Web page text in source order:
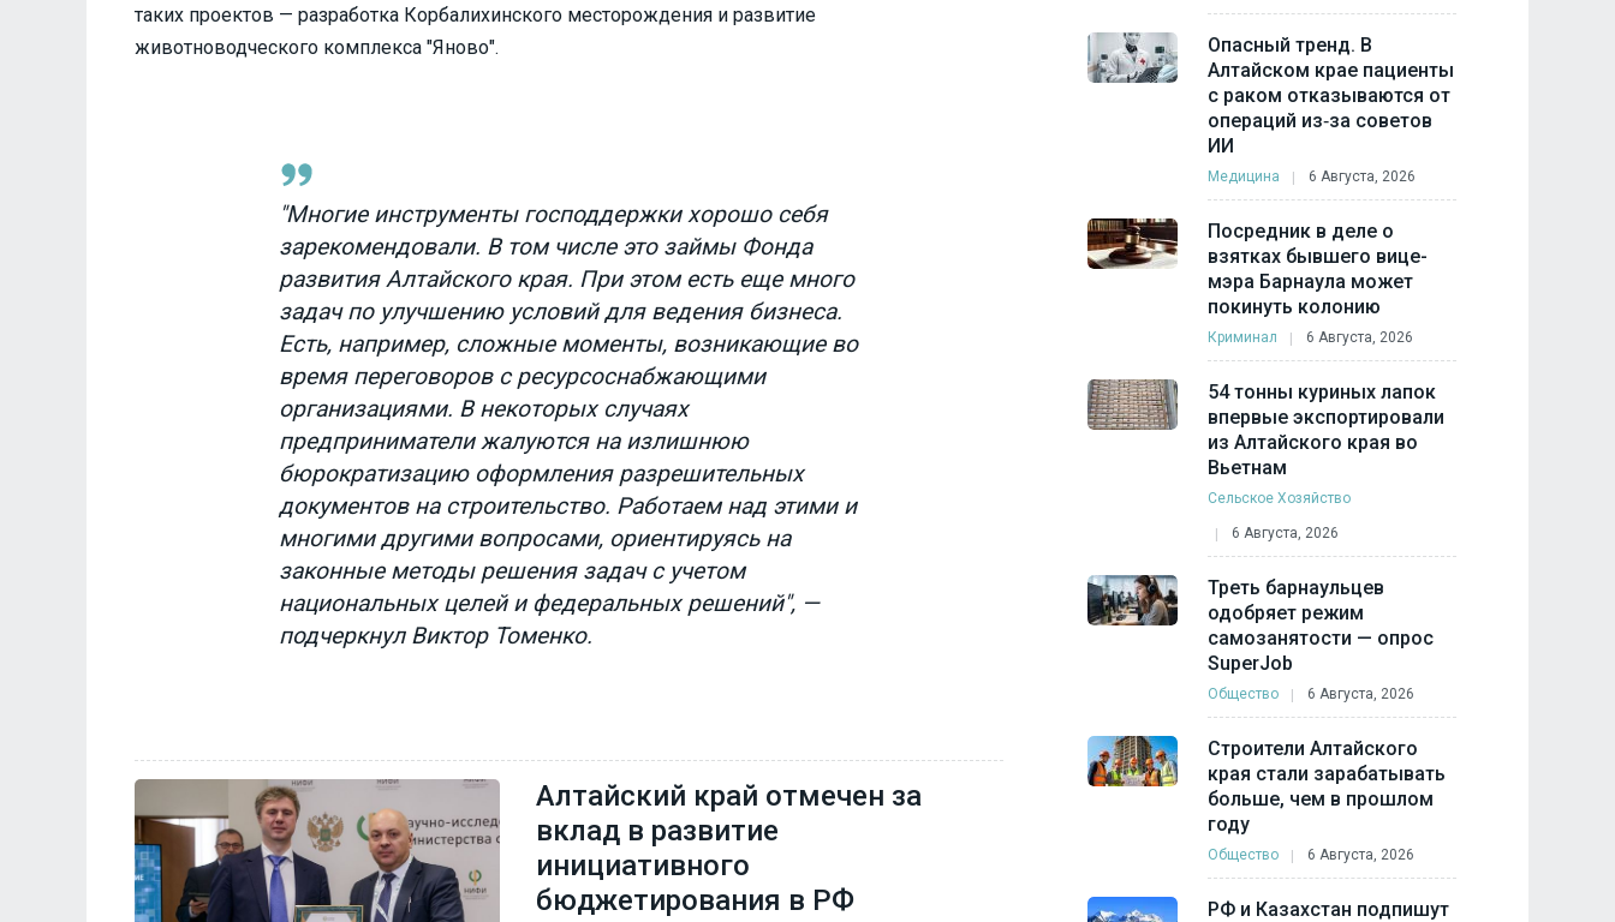
таких проектов — разработка Корбалихинского месторождения и развитие
животноводческого комплекса "Яново".
"Многие инструменты господдержки хорошо себя
зарекомендовали. В том числе это займы Фонда
развития Алтайского края. При этом есть еще много
задач по улучшению условий для ведения бизнеса.
Есть, например, сложные моменты, возникающие во
время переговоров с ресурсоснабжающими
организациями. В некоторых случаях
предприниматели жалуются на излишнюю
бюрократизацию оформления разрешительных
документов на строительство. Работаем над этими и
многими другими вопросами, ориентируясь на
законные методы решения задач с учетом
национальных целей и федеральных решений", —
подчеркнул Виктор Томенко.
Алтайский край отмечен за
вклад в развитие
инициативного
бюджетирования в РФ
Опасный тренд. В
Алтайском крае пациенты
с раком отказываются от
операций из‑за советов
ИИ
Медицина 6 Августа, 2026
Посредник в деле о
взятках бывшего вице-
мэра Барнаула может
покинуть колонию
Криминал 6 Августа, 2026
54 тонны куриных лапок
впервые экспортировали
из Алтайского края во
Вьетнам
Сельское Хозяйство
6 Августа, 2026
Треть барнаульцев
одобряет режим
самозанятости — опрос
SuperJob
Общество 6 Августа, 2026
Строители Алтайского
края стали зарабатывать
больше, чем в прошлом
году
Общество 6 Августа, 2026
РФ и Казахстан подпишут